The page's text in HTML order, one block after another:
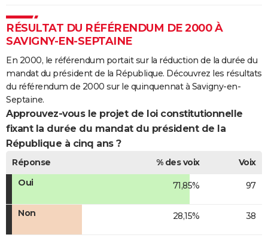
RÉSULTAT DU RÉFÉRENDUM DE 2000 À
SAVIGNY-EN-SEPTAINE
En 2000, le référendum portait sur la réduction de la durée du
mandat du président de la République. Découvrez les résultats
du référendum de 2000 sur le quinquennat à Savigny-en-
Septaine.
Approuvez-vous le projet de loi constitutionnelle
fixant la durée du mandat du président de la
République à cinq ans ?
Réponse % des voix
Voix
Oui
71,85% 97
Non 28,15% 38